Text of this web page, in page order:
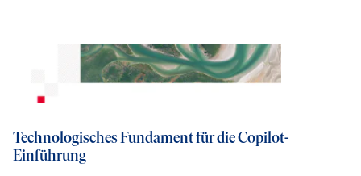
Technologisches Fundament für die Copilot-
Einführung